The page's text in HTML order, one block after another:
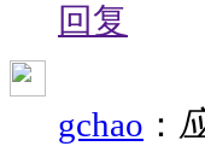
回复
gchao ：